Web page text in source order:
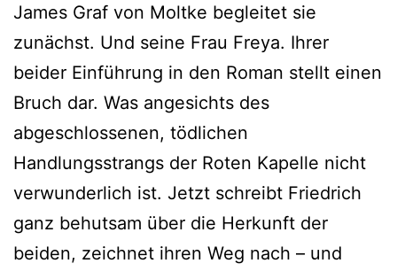
James Graf von Moltke begleitet sie
zunächst. Und seine Frau Freya. Ihrer
beider Einführung in den Roman stellt einen
Bruch dar. Was angesichts des
abgeschlossenen, tödlichen
Handlungsstrangs der Roten Kapelle nicht
verwunderlich ist. Jetzt schreibt Friedrich
ganz behutsam über die Herkunft der
beiden, zeichnet ihren Weg nach – und